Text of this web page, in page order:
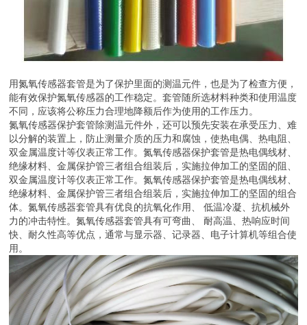
用氮氧传感器套管是为了保护里面的测温元件，也是为了检查方便，
能有效保护氮氧传感器的工作稳定。套管随所选材料种类和使用温度
不同，应该将公称压力合理地降额后作为使用的工作压力。
氮氧传感器保护套管除测温元件外，还可以预先安装在承受压力、难
以分解的装置上，防止测量介质的压力和腐蚀，使热电偶、热电阻、
双金属温度计等仪表正常工作。氮氧传感器保护套管是热电偶线材、
绝缘材料、金属保护管三者组合组装后，实施拉伸加工的坚固的阻、
双金属温度计等仪表正常工作。氮氧传感器保护套管是热电偶线材、
绝缘材料、金属保护管三者组合组装后，实施拉伸加工的坚固的组合
体。氮氧传感器套管具有优良的抗氧化作用、 低温冷凝、抗机械外
力的冲击特性。氮氧传感器套管具有可弯曲、 耐高温、热响应时间
快、耐久性高等优点，通常与显示器、记录器、电子计算机等组合使
用。